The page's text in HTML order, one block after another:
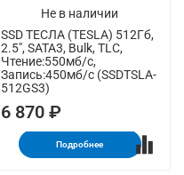
Не в наличии
SSD ТЕСЛА (TESLA) 512Гб,
2.5", SATA3, Bulk, TLC,
Чтение:550мб/с,
Запись:450мб/с (SSDTSLA-
512GS3)
6 870 ₽
Подробнее